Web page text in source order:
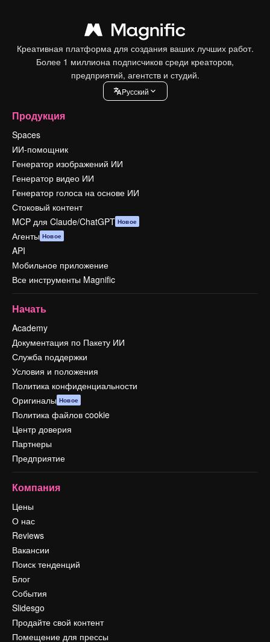
Креативная платформа для создания ваших лучших работ.
Более 1 миллиона подписчиков среди креаторов,
предприятий, агентств и студий.
Pусский
Продукция
Spaces
ИИ-помощник
Генератор изображений ИИ
Генератор видео ИИ
Генератор голоса на основе ИИ
Стоковый контент
MCP для Claude/ChatGPT Новое
Агенты Новое
API
Мобильное приложение
Все инструменты Magnific
Начать
Academy
Документация по Пакету ИИ
Служба поддержки
Условия и положения
Политика конфиденциальности
Оригиналы Новое
Политика файлов cookie
Центр доверия
Партнеры
Предприятие
Компания
Цены
О нас
Reviews
Вакансии
Поиск тенденций
Блог
События
Slidesgo
Продайте свой контент
Помещение для прессы